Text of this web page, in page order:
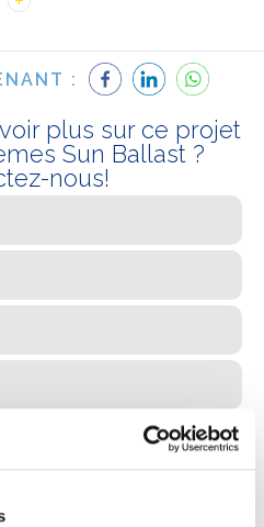
:
plus sur ce projet
Sun Ballast ?
nous!